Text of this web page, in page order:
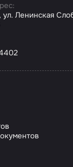
ул. Ленинская